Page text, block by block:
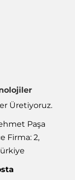
Üretiyoruz.
Paşa
Firma: 2,